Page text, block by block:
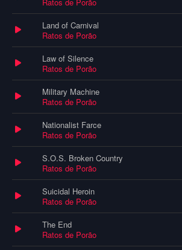
Land of Carnival
Ratos de Porão
Law of Silence
Ratos de Porão
Military Machine
Ratos de Porão
Nationalist Farce
Ratos de Porão
S.O.S. Broken Country
Ratos de Porão
Suicidal Heroin
Ratos de Porão
The End
Ratos de Porão